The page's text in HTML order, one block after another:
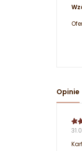
Opinie